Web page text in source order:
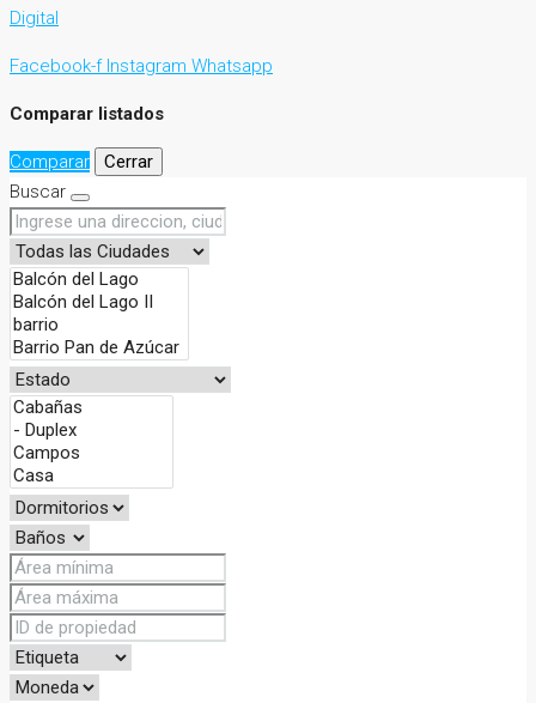
Digital
Facebook-f Instagram Whatsapp
Comparar listados
Comparar
Cerrar
Buscar